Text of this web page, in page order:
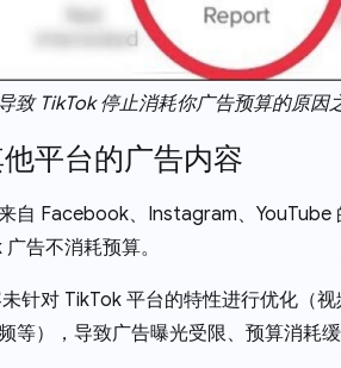
致 TikTok 停止消耗你广告预算的原因
平台的广告内容
自 Facebook、Instagram、YouTube
告不消耗预算。
针对 TikTok 平台的特性进行优化（
等），导致广告曝光受限、预算消耗